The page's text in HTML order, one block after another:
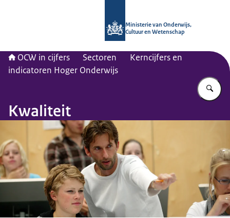
Ministerie van Onderwijs,
Cultuur en Wetenschap
OCW in cijfers Sectoren
Kerncijfers en
indicatoren Hoger Onderwijs
Kwaliteit